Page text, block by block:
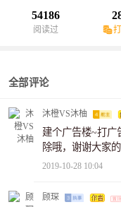
54186
阅读过
全部评论
沐橙VS沐柚
建个广告楼~打广
除哦，谢谢大家
2019-10-28 10:04
顾琛